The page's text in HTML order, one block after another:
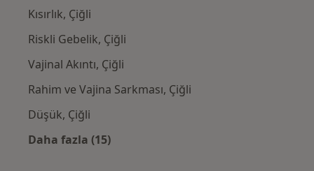
Kısırlık, Çiğli
Riskli Gebelik, Çiğli
Vajinal Akıntı, Çiğli
Rahim ve Vajina Sarkması, Çiğli
Düşük, Çiğli
Daha fazla (15)